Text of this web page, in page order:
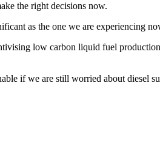
low carbon liquid fuel
next decade to get ourselves off foreign fuels.”​​​​‌